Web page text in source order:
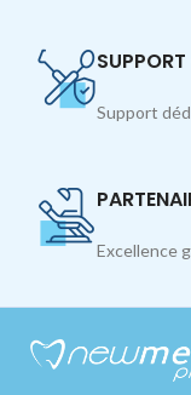
Support
Excellence